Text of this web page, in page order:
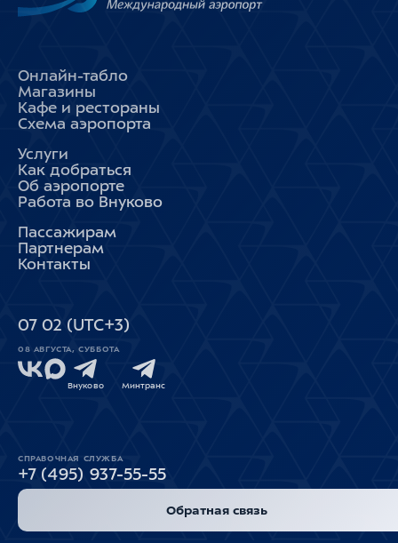
Онлайн-табло
Магазины
Кафе и рестораны
Схема аэропорта
Услуги
Как добраться
Об аэропорте
Работа во Внуково
Пассажирам
Партнерам
Контакты
07 02 (UTC+3)
08 АВГУСТА, СУББОТА
Внуково Минтранс
СПРАВОЧНАЯ СЛУЖБА
+7 (495) 937-55-55
Обратная связь